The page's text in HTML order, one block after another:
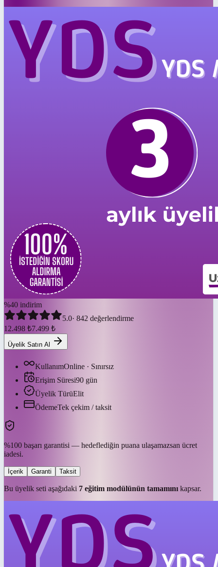
%40 indirim
5.0· 842 değerlendirme
12.498 ₺7.499 ₺
Üyelik Satın Al
KullanımOnline · Sınırsız
Erişim Süresi90 gün
Üyelik TürüElit
ÖdemeTek çekim / taksit
%100 başarı garantisi — hedeflediğin puana ulaşamazsan ücret
iadesi.
İçerik Garanti Taksit
Bu üyelik seti aşağıdaki 7 eğitim modülünün tamamını kapsar.